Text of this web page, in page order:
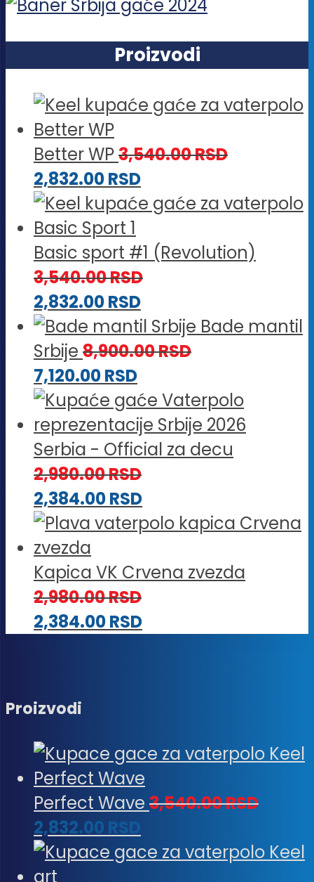
Proizvodi
Better WP3,540.00RSD
2,832.00RSD
Basic sport #1 (Revolution)
3,540.00RSD
2,832.00RSD
Bade mantil
Srbije 8,900.00RSD
7,120.00RSD
Serbia - Official za decu
2,980.00RSD
2,384.00RSD
Kapica VK Crvena zvezda
2,980.00RSD
2,384.00RSD
Proizvodi
Perfect Wave 3,540.00RSD
2,832.00 RSD